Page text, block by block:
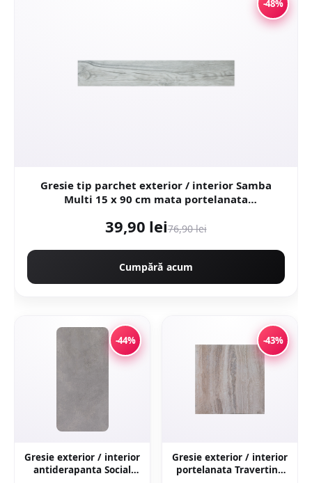
-48%
Gresie tip parchet exterior / interior Samba
Multi 15 x 90 cm mata portelanata
39,90 lei76,90 lei
Cumpără acum
-44%
Gresie exterior / interior
antiderapanta Social
-43%
Gresie exterior / interior
portelanata Travertino